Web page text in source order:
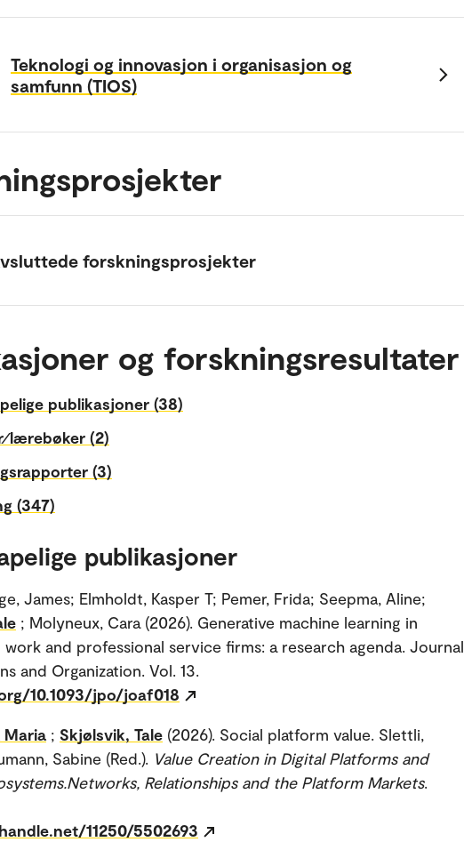
Teknologi og innovasjon i organisasjon og
samfunn (TIOS)
forskningsprosjekter
og forskningsresultater
publikasjoner (38)
(2)
(3)
(347)
publikasjoner
James; Elmholdt, Kasper T; Pemer, Frida; Seepma, Aline;
; Molyneux, Cara (2026). Generative machine learning in
work and professional service firms: a research agenda. Journal
and Organization. Vol. 13.
10.1093/jpo/joaf018
Maria ; Skjølsvik, Tale (2026). Social platform value. Slettli,
Sabine (Red.). Value Creation in Digital Platforms and
Relationships and the Platform Markets.
11250/5502693